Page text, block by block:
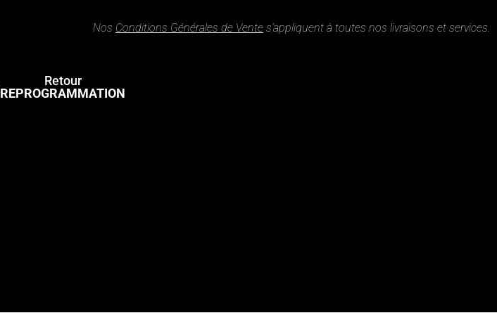
Nos Conditions Générales de Vente s’appliquent à toutes nos livraisons et services.
Retour
REPROGRAMMATION